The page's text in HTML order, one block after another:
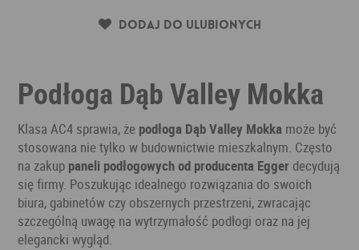
Dodaj do ulubionych
Podłoga Dąb Valley Mokka
Klasa AC4 sprawia, że podłoga Dąb Valley Mokka może być
stosowana nie tylko w budownictwie mieszkalnym. Często
na zakup paneli podłogowych od producenta Egger decydują
się firmy. Poszukując idealnego rozwiązania do swoich
biura, gabinetów czy obszernych przestrzeni, zwracając
szczególną uwagę na wytrzymałość podłogi oraz na jej
elegancki wygląd.